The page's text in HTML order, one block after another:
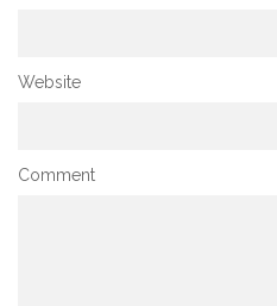
Website
Comment